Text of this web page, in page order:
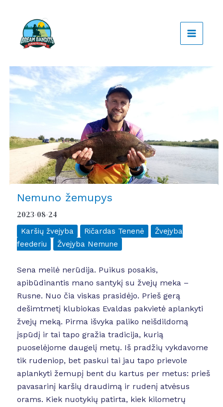
turinio
Nemuno žemupys
2023-08-24
Karšių žvejyba Ričardas Tenenė
Žvejyba
feederiu
Žvejyba Nemune
Sena meilė nerūdija. Puikus posakis,
apibūdinantis mano santykį su žvejų meka –
Rusne. Nuo čia viskas prasidėjo. Prieš gerą
dešimtmetį klubiokas Evaldas pakvietė aplankyti
žvejų meką. Pirma išvyka paliko neišdildomą
įspūdį ir tai tapo gražia tradicija, kurią
puoselėjome daugelį metų. Iš pradžių vykdavome
tik rudeniop, bet paskui tai jau tapo prievole
aplankyti žemupį bent du kartus per metus: prieš
pavasarinį karšių draudimą ir rudenį atvėsus
orams. Kiek nuotykių patirta, kiek kilometrų